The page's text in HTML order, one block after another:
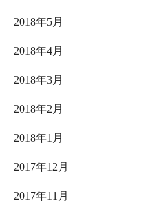
2018年5月
2018年4月
2018年3月
2018年2月
2018年1月
2017年12月
2017年11月